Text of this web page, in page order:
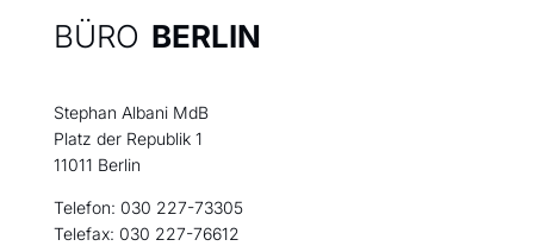
BÜRO BERLIN
Stephan Albani MdB
Platz der Republik 1
11011 Berlin
Telefon: 030 227-73305
Telefax: 030 227-76612